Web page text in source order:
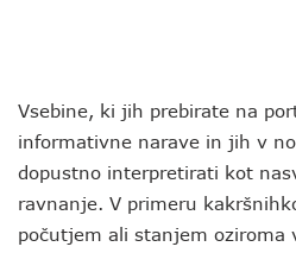
Vsebine, ki jih prebirate na
informativne narave in jih v
dopustno interpretirati kot
ravnanje. V primeru
počutjem ali stanjem oziroma